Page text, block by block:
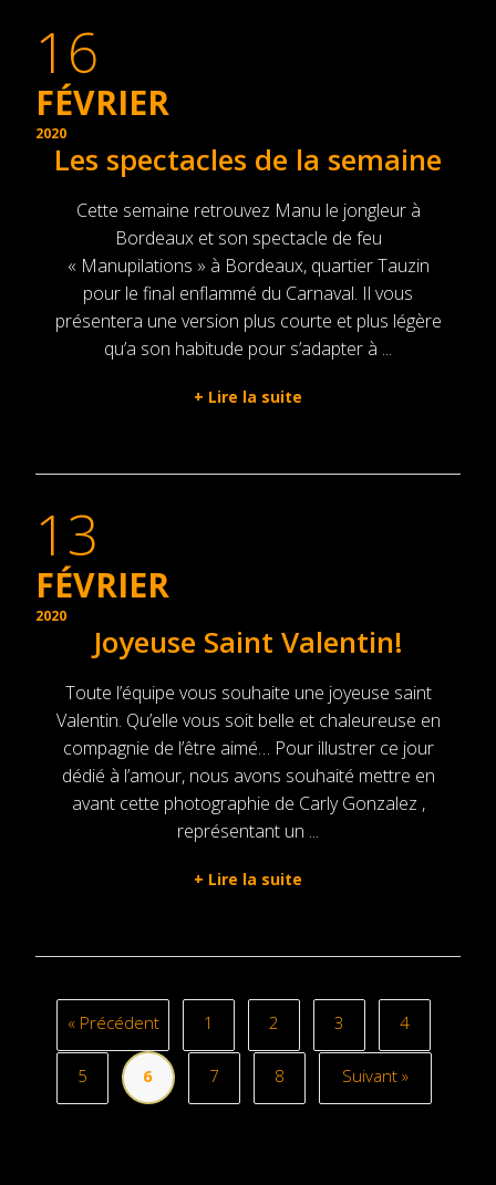
16
FÉVRIER
2020
Les spectacles de la semaine
Cette semaine retrouvez Manu le jongleur à
Bordeaux et son spectacle de feu
« Manupilations » à Bordeaux, quartier Tauzin
pour le final enflammé du Carnaval. Il vous
présentera une version plus courte et plus légère
qu’a son habitude pour s’adapter à ...
+ Lire la suite
13
FÉVRIER
2020
Joyeuse Saint Valentin!
Toute l’équipe vous souhaite une joyeuse saint
Valentin. Qu’elle vous soit belle et chaleureuse en
compagnie de l’être aimé… Pour illustrer ce jour
dédié à l’amour, nous avons souhaité mettre en
avant cette photographie de Carly Gonzalez ,
représentant un ...
+ Lire la suite
« Précédent 1 2 3 4
5 6 7 8 Suivant »